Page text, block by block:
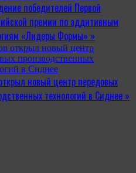
победителей Первой
премии по аддитивным
«Лидеры Формы» »
новый центр передовых
технологий в Сиднее »